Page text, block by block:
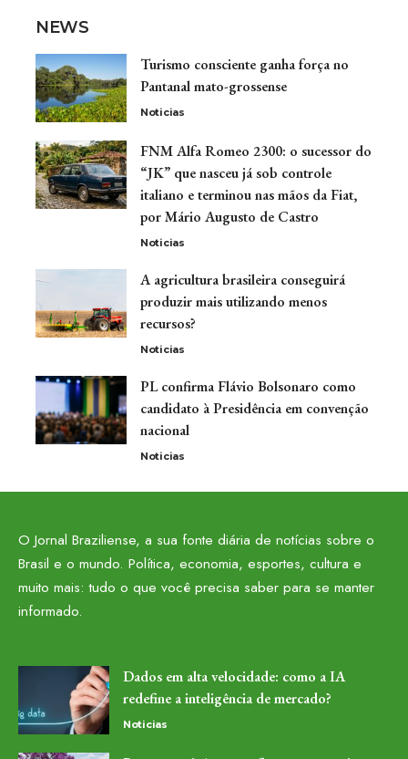
NEWS
Turismo consciente ganha força no
Pantanal mato-grossense
Noticias
FNM Alfa Romeo 2300: o sucessor do
“JK” que nasceu já sob controle
italiano e terminou nas mãos da Fiat,
por Mário Augusto de Castro
Noticias
A agricultura brasileira conseguirá
produzir mais utilizando menos
recursos?
Noticias
PL confirma Flávio Bolsonaro como
candidato à Presidência em convenção
nacional
Noticias
O Jornal Braziliense, a sua fonte diária de notícias sobre o
Brasil e o mundo. Política, economia, esportes, cultura e
muito mais: tudo o que você precisa saber para se manter
informado.
Dados em alta velocidade: como a IA
redefine a inteligência de mercado?
Noticias